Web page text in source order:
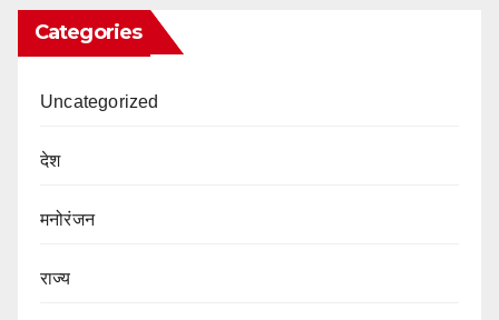
Categories
Uncategorized
देश
मनोरंजन
राज्य